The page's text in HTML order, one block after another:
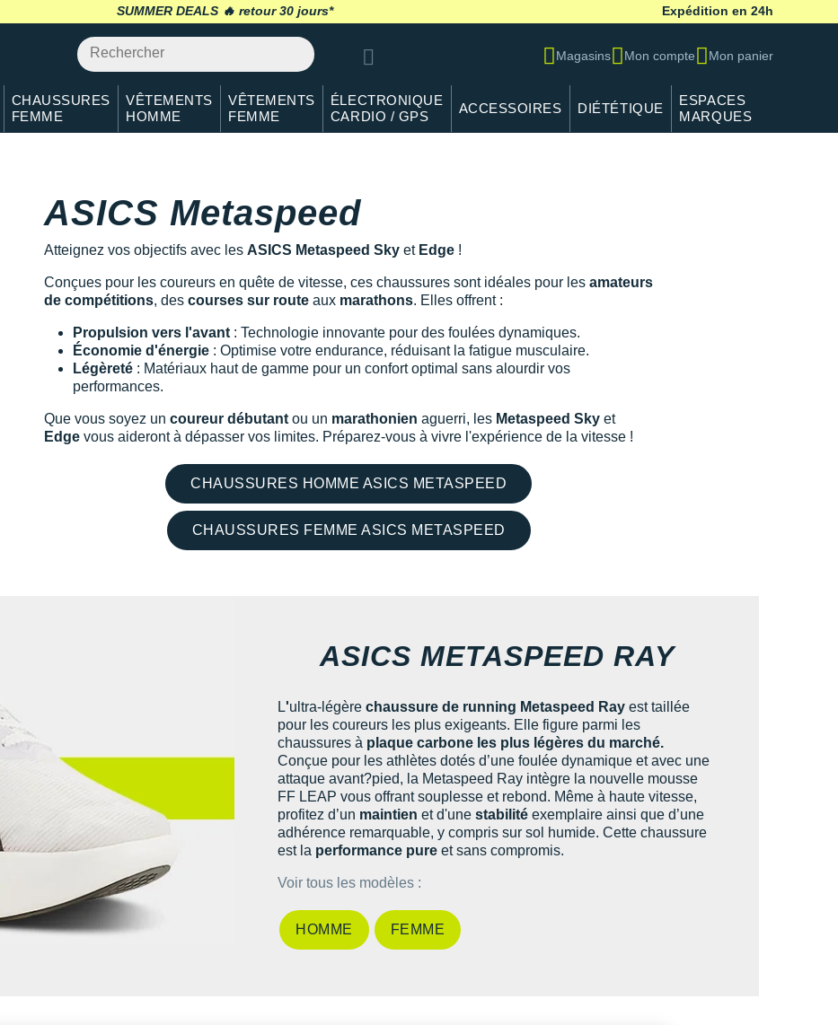
SUMMER DEALS 🔥 retour 30 jours* Expédition en 24h
Magasins Mon compte Mon panier
CHAUSSURES
FEMME
VÊTEMENTS
HOMME
VÊTEMENTS
FEMME
ÉLECTRONIQUE
CARDIO / GPS
ACCESSOIRES DIÉTÉTIQUE
ESPACES
MARQUES
ASICS Metaspeed
Atteignez vos objectifs avec les ASICS Metaspeed Skyet Edge!
Conçues pour les coureurs en quête de vitesse, ces chaussures sont idéales pour les amateurs
de compétitions, des courses sur routeaux marathons. Elles offrent :
Propulsion vers l'avant: Technologie innovante pour des foulées dynamiques.
Économie d'énergie: Optimise votre endurance, réduisant la fatigue musculaire.
Légèreté: Matériaux haut de gamme pour un confort optimal sans alourdir vos
performances.
Que vous soyez un coureur débutantou un marathonien aguerri, les Metaspeed Skyet
Edgevous aideront à dépasser vos limites. Préparez-vous à vivre l'expérience de la vitesse !
CHAUSSURES HOMME ASICS METASPEED
CHAUSSURES FEMME ASICS METASPEED
ASICS METASPEED RAY
L'ultra-légère chaussure de running Metaspeed Ray est taillée
pour les coureurs les plus exigeants. Elle figure parmi les
chaussures à plaque carbone les plus légères du marché.
Conçue pour les athlètes dotés d’une foulée dynamique et avec une
attaque avant?pied, la Metaspeed Ray intègre la nouvelle mousse
FF LEAP vous offrant souplesse et rebond. Même à haute vitesse,
profitez d’un maintien et d'une stabilité exemplaire ainsi que d’une
adhérence remarquable, y compris sur sol humide. Cette chaussure
est la performance pure et sans compromis.
Voir tous les modèles :
HOMME FEMME